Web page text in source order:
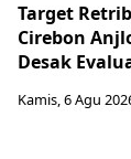
Target
Cirebon
Desak
Kamis, 6 Agu